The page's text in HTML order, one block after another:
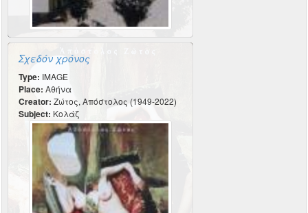
Σχεδόν χρόνος
Type: IMAGE
Place: Αθήνα
Creator: Ζώτος, Απόστολος (1949-2022)
Subject: Κολάζ